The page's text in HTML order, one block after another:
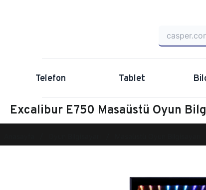
Telefon Tablet
Excalibur E750 Masaüstü Oyun